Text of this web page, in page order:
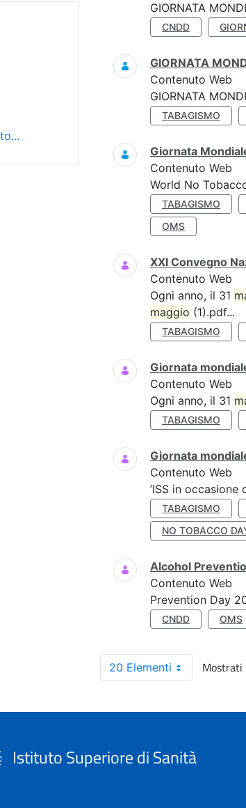
GIORNATA
CNDD
GIORNATA
Contenuto Web
GIORNATA
TABAGISMO
Giornata
Contenuto Web
World No
TABAGISMO
OMS
XXI Convegno
Contenuto Web
Ogni anno, il 31
maggio (1).pdf...
TABAGISMO
Giornata
Contenuto Web
Ogni anno, il 31
TABAGISMO
Giornata
Contenuto Web
’ISS in
TABAGISMO
NO TOBACCO
Alcohol
Contenuto Web
Prevention Day
CNDD OMS
20 Elementi
Istituto Superiore di Sanità